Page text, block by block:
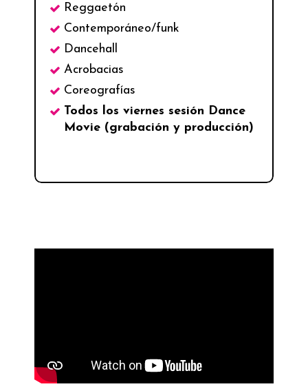
Reggaetón
Contemporáneo/funk
Dancehall
Acrobacias
Coreografías
Todos los viernes sesión Dance
Movie (grabación y producción)